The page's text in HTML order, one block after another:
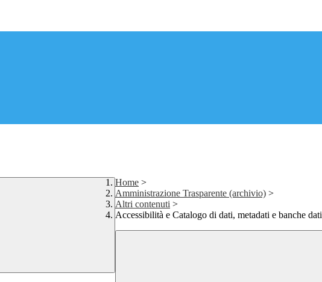
Home >
Amministrazione Trasparente (archivio) >
Altri contenuti >
Accessibilità e Catalogo di dati, metadati e banche dati